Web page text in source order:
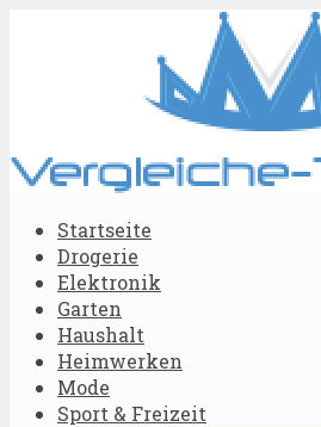
Startseite
Drogerie
Elektronik
Garten
Haushalt
Heimwerken
Mode
Sport & Freizeit